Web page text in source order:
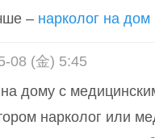
– нарколог на
08 (金) 5:45
дому с
нарколог или